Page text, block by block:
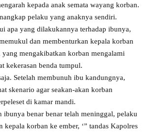
kepada anak semata wayang korban.
pelaku yang anaknya sendiri.
apa yang dilakukannya terhadap ibunya,
dan membenturkan kepala korban
mengakibatkan korban mengalami
kekerasan benda tumpul.
Setelah membunuh ibu kandungnya,
skenario agar seakan-akan korban
di kamar mandi.
ibunya benar benar telah meninggal, pelaku
kepala korban ke ember, ‘” tandas Kapolres